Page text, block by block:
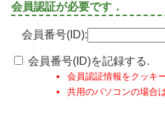
会員認証が必要です．
会員番号(ID):
会員番号(ID)を記録する.
会員認証情報をクッキ
共用のパソコンの場合